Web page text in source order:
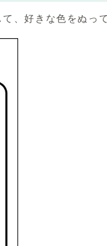
、好きな色をぬっ